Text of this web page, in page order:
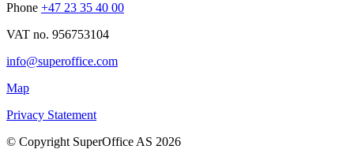
Phone +47 23 35 40 00
VAT no. 956753104
info@superoffice.com
Map
Privacy Statement
© Copyright SuperOffice AS 2026